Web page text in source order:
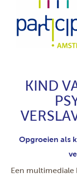
KIND
Opgroeien als
Een